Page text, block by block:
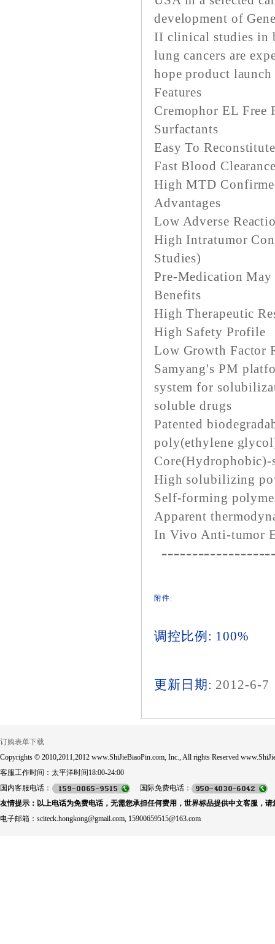
development of
II clinical studies in
lung cancers are
hope product
Features
Cremophor EL
Surfactants
Easy To
Fast Blood
High MTD
Advantages
Low Adverse
High Intratumor
Studies)
Pre-Medication
Benefits
High Therapeutic
High Safety Profile
Low Growth Factor
Samyang's PM
system for
soluble drugs
Patented
poly(ethylene
High solubilizing
Self-forming
Apparent
In Vivo Anti-tumor
附件:
调控比例: 100%
更新日期: 2012-6-7
订购表单下载
Copyrights © 2010,2011,2012 www.ShiJieBiaoPin.com, Inc., All rights Reserved
客服工作时间：太平洋时间18:00-24:00
国内客服电话：
国际免费电话：
友情提示：以上电话为免费电话，无需您承担任何费用，世界标品提供中文客服，请
电子邮箱：sciteck.hongkong@gmail.com, 15900659515@163.com